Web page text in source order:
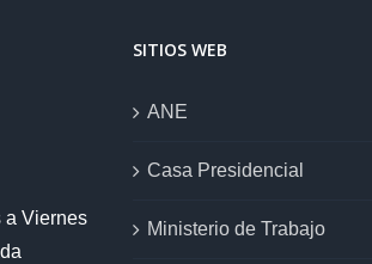
a Viernes
SITIOS WEB
ANE
Casa Presidencial
Ministerio de Trabajo